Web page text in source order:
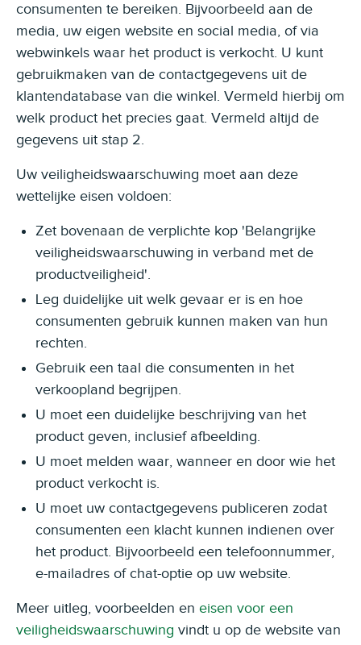
consumenten te bereiken. Bijvoorbeeld aan de
media, uw eigen website en social media, of via
webwinkels waar het product is verkocht. U kunt
gebruikmaken van de contactgegevens uit de
klantendatabase van die winkel. Vermeld hierbij om
welk product het precies gaat. Vermeld altijd de
gegevens uit stap 2.
Uw veiligheidswaarschuwing moet aan deze
wettelijke eisen voldoen:
Zet bovenaan de verplichte kop 'Belangrijke
veiligheidswaarschuwing in verband met de
productveiligheid'.
Leg duidelijke uit welk gevaar er is en hoe
consumenten gebruik kunnen maken van hun
rechten.
Gebruik een taal die consumenten in het
verkoopland begrijpen.
U moet een duidelijke beschrijving van het
product geven, inclusief afbeelding.
U moet melden waar, wanneer en door wie het
product verkocht is.
U moet uw contactgegevens publiceren zodat
consumenten een klacht kunnen indienen over
het product. Bijvoorbeeld een telefoonnummer,
e-mailadres of chat-optie op uw website.
Meer uitleg, voorbeelden en eisen voor een
veiligheidswaarschuwing vindt u op de website van